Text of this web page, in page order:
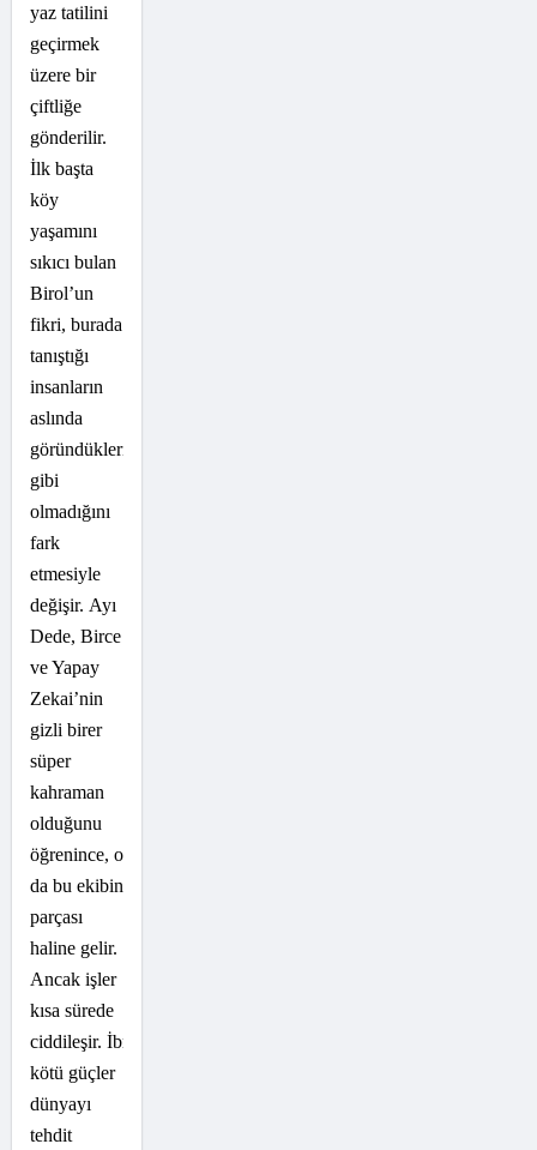
yaz tatilini
geçirmek
üzere bir
çiftliğe
gönderilir.
İlk başta
köy
yaşamını
sıkıcı bulan
Birol’un
fikri, burada
tanıştığı
insanların
aslında
göründükleri
gibi
olmadığını
fark
etmesiyle
değişir. Ayı
Dede, Birce
ve Yapay
Zekai’nin
gizli birer
süper
kahraman
olduğunu
öğrenince, o
da bu ekibin
parçası
haline gelir.
Ancak işler
kısa sürede
ciddileşir. İbret liderliğindeki
kötü güçler
dünyayı
tehdit